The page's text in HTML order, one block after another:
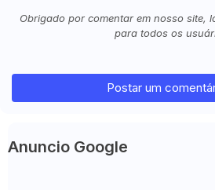
Obrigado por comentar em nosso site,
para todos os
Postar um
Anuncio Google